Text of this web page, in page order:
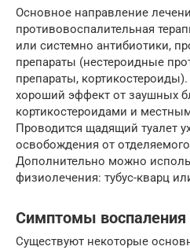
Основное направление
противовоспалительная
или системно антибиотики,
препараты (нестероидные
препараты,
хороший эффект от заушных
кортикостероидами и
Проводится щадящий туалет
освобождения от
Дополнительно можно
физиолечения: тубус-кварц
Симптомы воспаления
Существуют некоторые